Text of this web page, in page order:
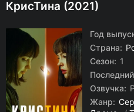
КрисТина (2021)
Год
Страна:
Сезон: 1
Озвучка:
Жанр: